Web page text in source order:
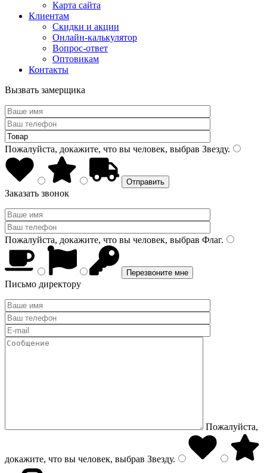
Карта сайта
Клиентам
Скидки и акции
Онлайн-калькулятор
Вопрос-ответ
Оптовикам
Контакты
Вызвать замерщика
Пожалуйста, докажите, что вы человек, выбрав Звезду.
Заказать звонок
Пожалуйста, докажите, что вы человек, выбрав Флаг.
Письмо директору
Пожалуйста,
докажите, что вы человек, выбрав Звезду.